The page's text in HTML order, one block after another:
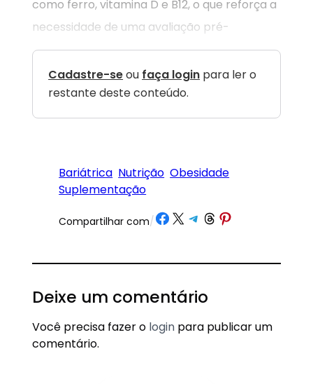
como ferro, vitamina D e B12, o que reforça a
necessidade de uma avaliação pré-
Cadastre-seou faça login para ler o
restante deste conteúdo.
Bariátrica Nutrição Obesidade
Suplementação
Compartilhar com/ Share on Facebook
Share on X Share on Telegram
Share on Threads
Share on Pinterest
Deixe um comentário
Você precisa fazer o login para publicar um
comentário.